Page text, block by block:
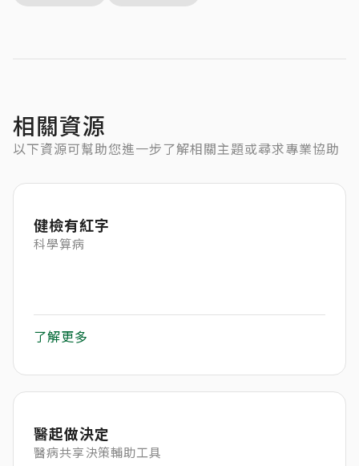
相關資源
以下資源可幫助您進一步了解相關主題或尋求專業協助
健檢有紅字
科學算病
了解更多
醫起做決定
醫病共享決策輔助工具